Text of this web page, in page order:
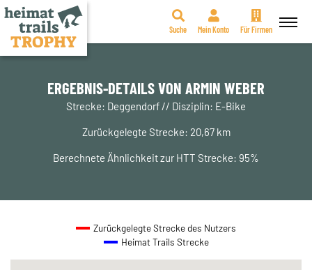
Zum
Suche Mein Konto Für Firmen
ERGEBNIS-DETAILS VON ARMIN WEBER
Strecke: Deggendorf // Disziplin: E-Bike
Zurückgelegte Strecke: 20,67 km
Berechnete Ähnlichkeit zur HTT Strecke: 95%
Zurückgelegte Strecke des Nutzers
Heimat Trails Strecke